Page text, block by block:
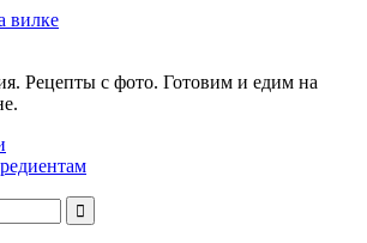
Рецепты с фото. Готовим и едим на